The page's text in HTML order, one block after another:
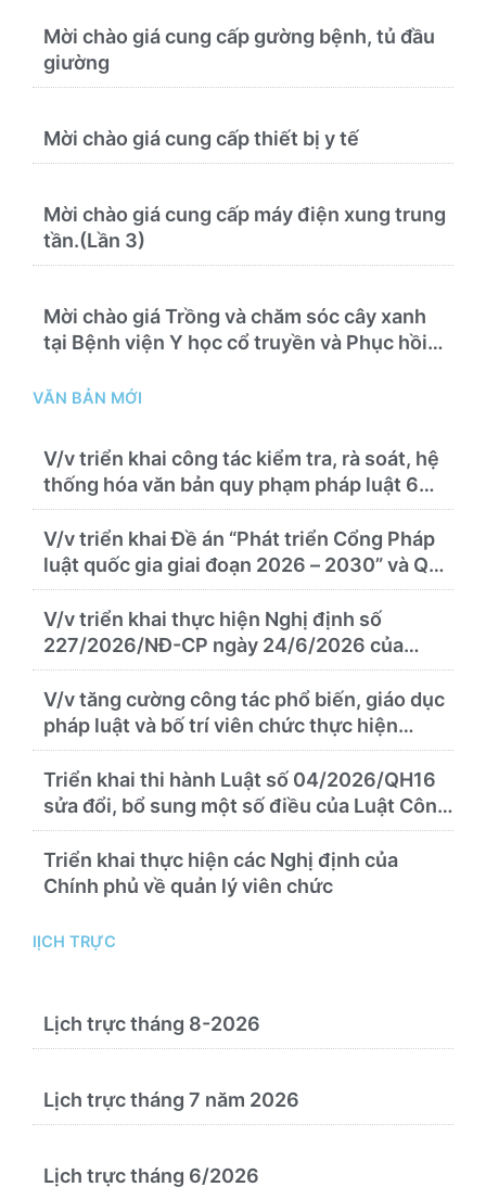
Mời chào giá cung cấp gường bệnh, tủ đầu
giường
Mời chào giá cung cấp thiết bị y tế
Mời chào giá cung cấp máy điện xung trung
tần.(Lần 3)
Mời chào giá Trồng và chăm sóc cây xanh
tại Bệnh viện Y học cổ truyền và Phục hồi
Danh mục hàng hóa, mẫu báo giá kèm theo)
VĂN BẢN MỚI
V/v triển khai công tác kiểm tra, rà soát, hệ
thống hóa văn bản quy phạm pháp luật 6
tháng cuối năm 2026
V/v triển khai Đề án “Phát triển Cổng Pháp
luật quốc gia giai đoạn 2026 – 2030” và Quy
chế quản lý, vận hành, khai thác Cổng Pháp
luật quốc gia
V/v triển khai thực hiện Nghị định số
227/2026/NĐ-CP ngày 24/6/2026 của
Chính phủ về thúc đẩy hội nhập quốc tế và
cơ chế đặc thù trong lĩnh vực y tế
V/v tăng cường công tác phổ biến, giáo dục
pháp luật và bố trí viên chức thực hiện
nhiệm vụ pháp chế
Triển khai thi hành Luật số 04/2026/QH16
sửa đổi, bổ sung một số điều của Luật Công
chứng
Triển khai thực hiện các Nghị định của
Chính phủ về quản lý viên chức
lỊCH TRỰC
Lịch trực tháng 8-2026
Lịch trực tháng 7 năm 2026
Lịch trực tháng 6/2026